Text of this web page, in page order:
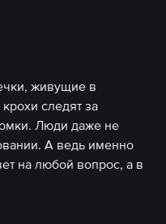
живущие в
следят за
Люди даже не
А ведь именно
на любой вопрос, а в